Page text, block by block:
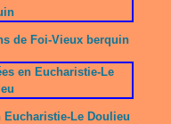
de Foi-Vieux berquin
Eucharistie-Le Doulieu